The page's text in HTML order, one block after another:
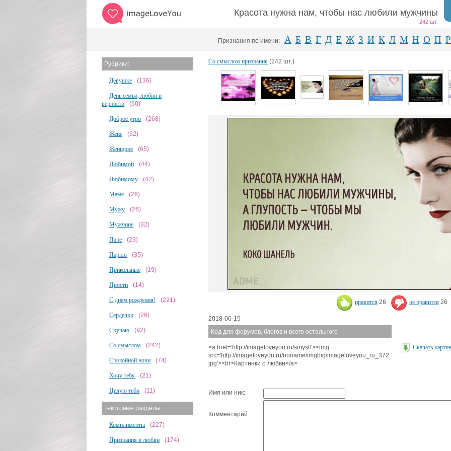
Красота нужна нам, чтобы нас любили мужчины
242 шт.
Признания по имени: А Б В Г Д Е Ж З И К Л М Н О П Р
Рубрики:
Девушке (136)
День семьи, любви и
верности
(60)
Доброе утро (268)
Жене (62)
Женщине (65)
Любимой (44)
Любимому (42)
Маме (26)
Мужу (26)
Мужчине (32)
Папе (23)
Парню (35)
Прикольные (19)
Прости (14)
С днем рождения! (221)
Сердечки (26)
Скучаю (92)
Со смыслом (242)
Спокойной ночи (74)
Хочу тебя (21)
Целую тебя (11)
Текстовые разделы:
Комплименты (227)
Признания в любви (174)
Со смыслом признания (242 шт.)
нравится 26 не нравится 26
2018-06-15
Код для форумов, блогов и всего остального
<a href='http://imageloveyou.ru/smysl/'><img
src='http://imageloveyou.ru/noname/imgbig/imageloveyou_ru_372.
jpg'><br>Картинки о любви</a>
Скачать
Имя или ник:
Комментарий: